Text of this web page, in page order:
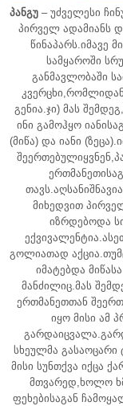
პანგუ – უძველესი
პირველ ადამიანს
წინაპარს.იმავე
სამყაროში
განმავლობაში
გენია.ჯი) მას
ინი გამოჰყო
(მიწა) და იანი
მიხედვით
იზრდებოდა
გოლიათად
იმატებდა
მანძილიც.მას
ერთმანეთთან
იყო მისი ამ
სხეულმა
მისი სუნთქვა იქცა
მთვარედ,ხოლო
ფეხებისაგან